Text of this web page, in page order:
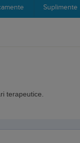
Suplimente
terapeutice.